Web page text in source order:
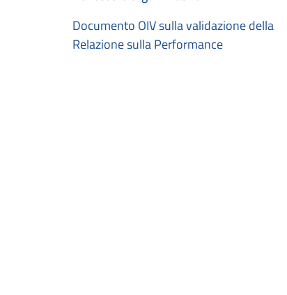
Documento OIV sulla validazione della
Relazione sulla Performance